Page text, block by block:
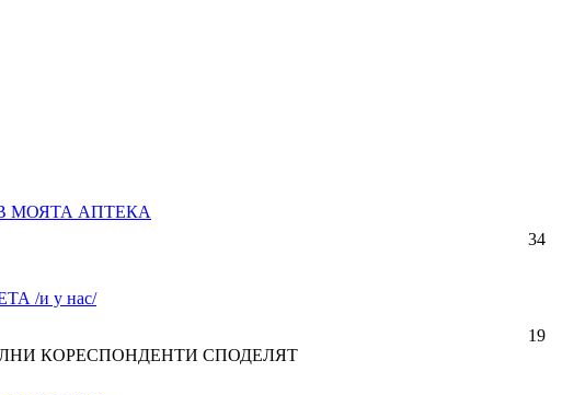
МОЯТА АПТЕКА
34
/и у нас/
КОРЕСПОНДЕНТИ СПОДЕЛЯТ
19